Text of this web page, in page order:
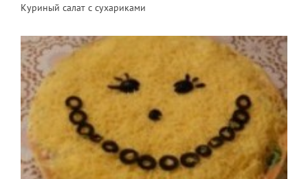
Куриный салат с сухариками